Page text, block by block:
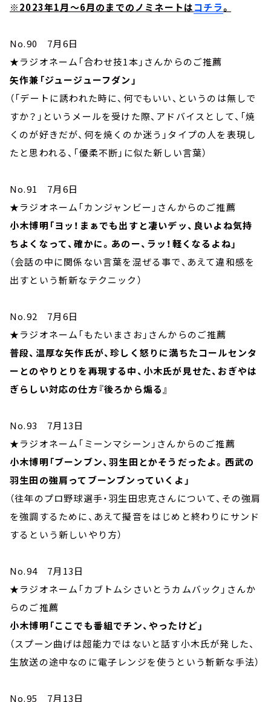
※2023年1月～6月のまでのノミネートはコチラ。
No.90 7月6日
★ラジオネーム「合わせ技1本」さんからのご推薦
矢作兼「ジュージューフダン」
（「デートに誘われた時に、何でもいい、というのは無しで
すか？」というメールを受けた際、アドバイスとして、「焼
くのが好きだが、何を焼くのか迷う」タイプの人を表現し
たと思われる、「優柔不断」に似た新しい言葉）
No.91 7月6日
★ラジオネーム「カンジャンビー」さんからのご推薦
小木博明「ヨッ！まぁでも出すと凄いデッ、良いよね気持
ちよくなって、確かに。あのー、ラッ！軽くなるよね」
（会話の中に関係ない言葉を混ぜる事で、あえて違和感を
出すという斬新なテクニック）
No.92 7月6日
★ラジオネーム「もたいまさお」さんからのご推薦
普段、温厚な矢作氏が、珍しく怒りに満ちたコールセンタ
ーとのやりとりを再現する中、小木氏が見せた、おぎやは
ぎらしい対応の仕方『後ろから煽る』
No.93 7月13日
★ラジオネーム「ミーンマシーン」さんからのご推薦
小木博明「ブーンブン、羽生田とかそうだったよ。西武の
羽生田の強肩ってブーンブンっていくよ」
（往年のプロ野球選手・羽生田忠克さんについて、その強肩
を強調するために、あえて擬音をはじめと終わりにサンド
するという新しいやり方）
No.94 7月13日
★ラジオネーム「カブトムシさいとうカムバック」さんか
らのご推薦
小木博明「ここでも番組でチン、やったけど」
（スプーン曲げは超能力ではないと話す小木氏が発した、
生放送の途中なのに電子レンジを使うという斬新な手法）
No.95 7月13日